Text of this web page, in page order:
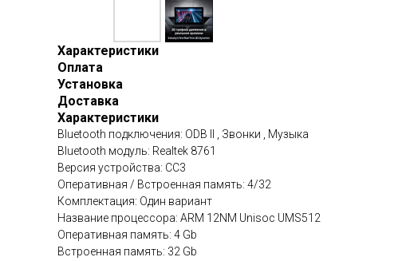
Характеристики
Оплата
Установка
Доставка
Характеристики
Bluetooth подключения: ODB II , Звонки , Музыка
Bluetooth модуль: Realtek 8761
Версия устройства: CC3
Оперативная / Встроенная память: 4/32
Комплектация: Один вариант
Название процессора: ARM 12NM Unisoc UMS512
Оперативная память: 4 Gb
Встроенная память: 32 Gb